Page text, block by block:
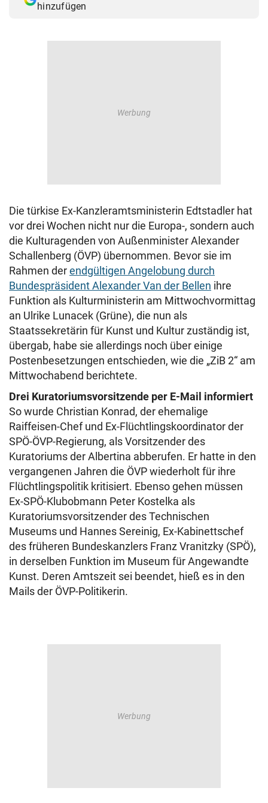
hinzufügen
Die türkise Ex-Kanzleramtsministerin Edtstadler hat
vor drei Wochen nicht nur die Europa-, sondern auch
die Kulturagenden von Außenminister Alexander
Schallenberg (ÖVP) übernommen. Bevor sie im
Rahmen derendgültigen Angelobung durch
Bundespräsident Alexander Van der Bellen ihre
Funktion als Kulturministerin am Mittwochvormittag
an Ulrike Lunacek (Grüne), die nun als
Staatssekretärin für Kunst und Kultur zuständig ist,
übergab, habe sie allerdings noch über einige
Postenbesetzungen entschieden, wie die „ZiB 2“ am
Mittwochabend berichtete.
Drei Kuratoriumsvorsitzende per E-Mail informiert
So wurde Christian Konrad, der ehemalige
Raiffeisen-Chef und Ex-Flüchtlingskoordinator der
SPÖ-ÖVP-Regierung, als Vorsitzender des
Kuratoriums der Albertina abberufen. Er hatte in den
vergangenen Jahren die ÖVP wiederholt für ihre
Flüchtlingspolitik kritisiert. Ebenso gehen müssen
Ex-SPÖ-Klubobmann Peter Kostelka als
Kuratoriumsvorsitzender des Technischen
Museums und Hannes Sereinig, Ex-Kabinettschef
des früheren Bundeskanzlers Franz Vranitzky (SPÖ),
in derselben Funktion im Museum für Angewandte
Kunst. Deren Amtszeit sei beendet, hieß es in den
Mails der ÖVP-Politikerin.